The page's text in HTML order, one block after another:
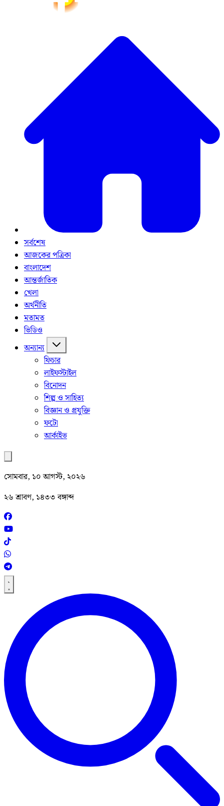
সর্বশেষ
আজকের পত্রিকা
বাংলাদেশ
আন্তর্জাতিক
খেলা
অর্থনীতি
মতামত
ভিডিও
অন্যান্য
ফিচার
লাইফস্টাইল
বিনোদন
শিল্প ও সাহিত্য
বিজ্ঞান ও প্রযুক্তি
ফটো
আর্কাইভ
সোমবার, ১০ আগস্ট, ২০২৬
২৬ শ্রাবণ, ১৪৩৩ বঙ্গাব্দ